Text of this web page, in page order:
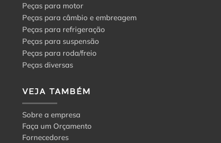
Peças para motor
Peças para câmbio e embreagem
Peças para refrigeração
Peças para suspensão
Peças para roda/freio
Peças diversas
VEJA TAMBÉM
Sobre a empresa
Faça um Orçamento
Fornecedores